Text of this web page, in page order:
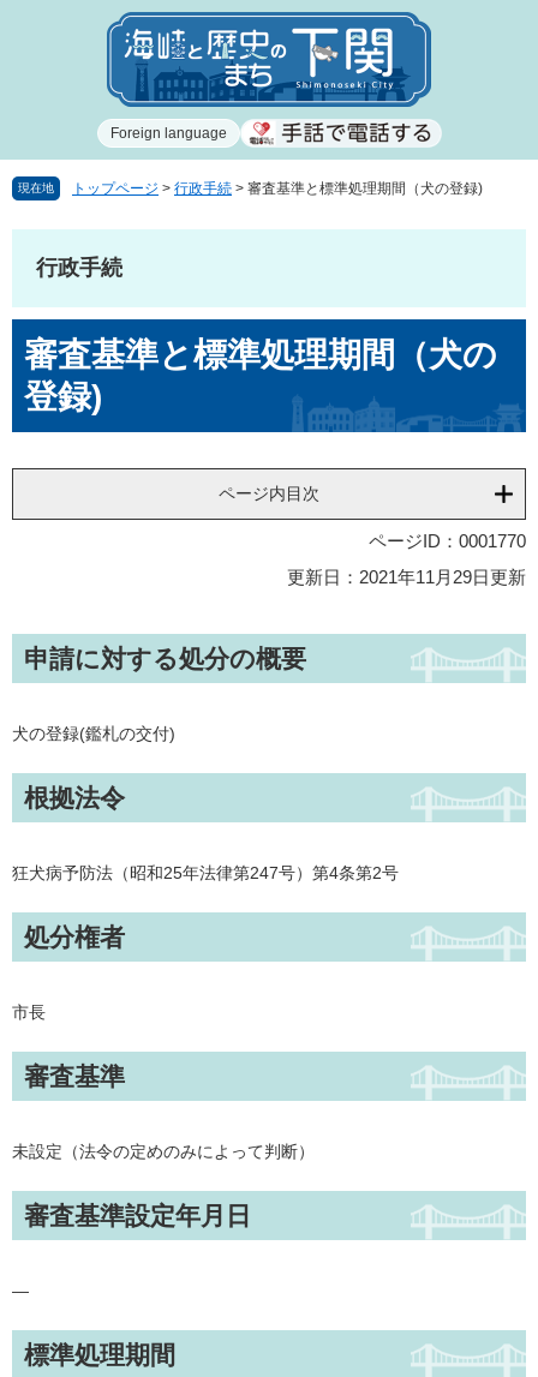
で
ば
Foreign language
現在地 トップページ > 行政手続 > 審査基準と標準処理期間（犬の登録)
行政手続
文審査基準と標準処理期間（犬の
登録)
ページ内目次
ページID：0001770
更新日：2021年11月29日更新
申請に対する処分の概要
犬の登録(鑑札の交付)
根拠法令
狂犬病予防法（昭和25年法律第247号）第4条第2号
処分権者
市長
審査基準
未設定（法令の定めのみによって判断）
審査基準設定年月日
—
標準処理期間